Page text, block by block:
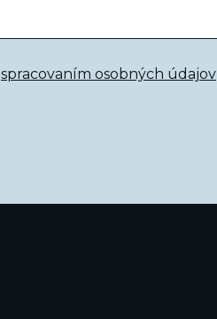
spracovaním osobných údajov